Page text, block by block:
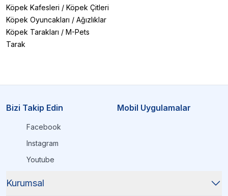
Köpek Kafesleri / Köpek Çitleri
Köpek Oyuncakları / Ağızlıklar
Köpek Tarakları / M-Pets
Tarak
Bizi Takip Edin
Facebook
Instagram
Youtube
Mobil Uygulamalar
Kurumsal